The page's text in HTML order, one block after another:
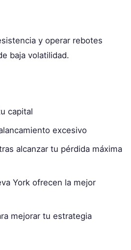
y operar rebotes
baja volatilidad.
capital
excesivo
alcanzar tu pérdida máxima
York ofrecen la mejor
mejorar tu estrategia